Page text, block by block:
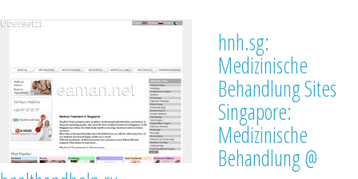
hnh.sg:
Medizinische
Behandlung Sites
Singapore:
Medizinische
Behandlung @